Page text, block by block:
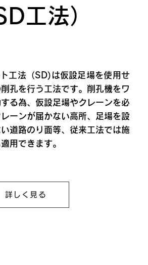
工法）
工法（SD)は仮設足場を使用せ
孔を行う工法です。削孔機をワ
る為、仮設足場やクレーンを必
ーンが届かない高所、足場を設
道路のり面等、従来工法では施
用できます。
詳しく見る